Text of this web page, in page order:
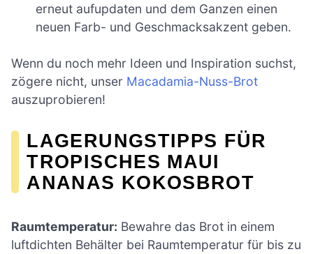
erneut aufupdaten und dem Ganzen einen
neuen Farb- und Geschmacksakzent geben.
Wenn du noch mehr Ideen und Inspiration suchst,
zögere nicht, unser Macadamia-Nuss-Brot
auszuprobieren!
LAGERUNGSTIPPS FÜR
TROPISCHES MAUI
ANANAS KOKOSBROT
Raumtemperatur: Bewahre das Brot in einem
luftdichten Behälter bei Raumtemperatur für bis zu